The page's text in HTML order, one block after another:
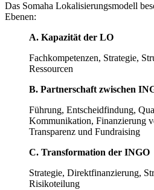
Das Somaha Lokalisierungsmodell
Ebenen:
A. Kapazität der LO
Fachkompetenzen, Strategie,
Ressourcen
B. Partnerschaft zwischen
Führung, Entscheidfindung,
Kommunikation, Finanzierung
Transparenz und Fundraising
C. Transformation der INGO
Strategie, Direktfinanzierung,
Risikoteilung